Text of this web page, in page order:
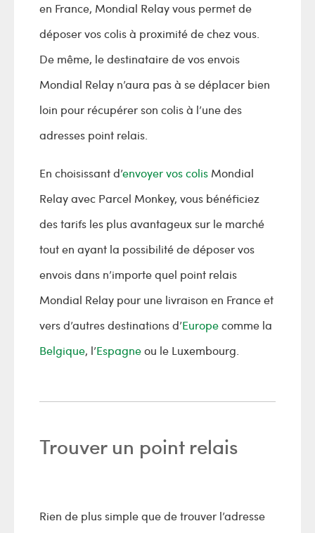
en France, Mondial Relay vous permet de
déposer vos colis à proximité de chez vous.
De même, le destinataire de vos envois
Mondial Relay n’aura pas à se déplacer bien
loin pour récupérer son colis à l’une des
adresses point relais.
En choisissant d’envoyer vos colis Mondial
Relay avec Parcel Monkey, vous bénéficiez
des tarifs les plus avantageux sur le marché
tout en ayant la possibilité de déposer vos
envois dans n’importe quel point relais
Mondial Relay pour une livraison en France et
vers d’autres destinations d’Europecomme la
Belgique, l’Espagneou le Luxembourg.
Trouver un point relais
Rien de plus simple que de trouver l’adresse